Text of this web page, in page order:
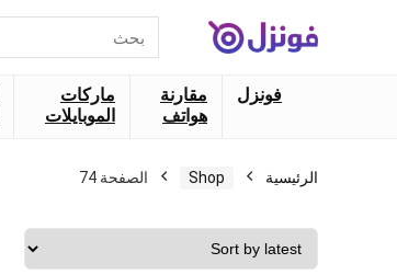
عن:
فونزل
مقارنة
هواتف
ماركات
الموبايلات
الرئيسية Shop الصفحة 74